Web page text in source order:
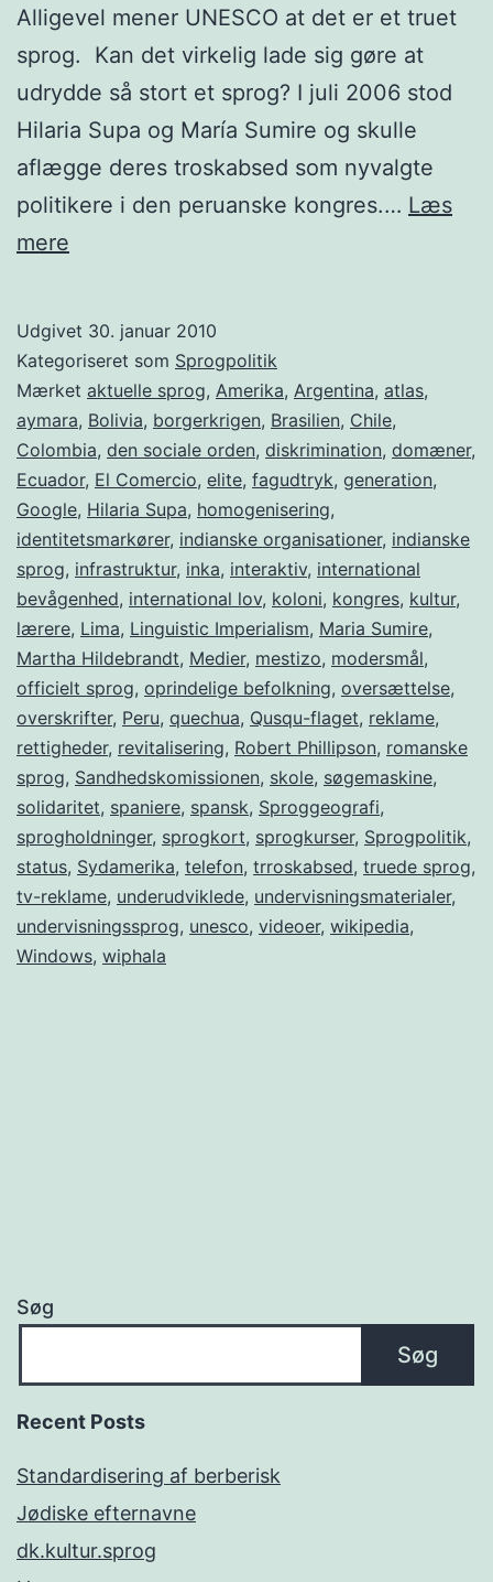
Alligevel mener UNESCO at det er et truet
sprog. Kan det virkelig lade sig gøre at
udrydde så stort et sprog? I juli 2006 stod
Hilaria Supa og María Sumire og skulle
aflægge deres troskabsed som nyvalgte
politikere i den peruanske kongres.… Læs
mere
små
sprog
er
i
fare
for
at
uddø!
Udgivet 30. januar 2010
Kategoriseret som Sprogpolitik
Mærket aktuelle sprog, Amerika, Argentina, atlas,
aymara, Bolivia, borgerkrigen, Brasilien, Chile,
Colombia, den sociale orden, diskrimination, domæner,
Ecuador, El Comercio, elite, fagudtryk, generation,
Google, Hilaria Supa, homogenisering,
identitetsmarkører, indianske organisationer, indianske
sprog, infrastruktur, inka, interaktiv, international
bevågenhed, international lov, koloni, kongres, kultur,
lærere, Lima, Linguistic Imperialism, Maria Sumire,
Martha Hildebrandt, Medier, mestizo, modersmål,
officielt sprog, oprindelige befolkning, oversættelse,
overskrifter, Peru, quechua, Qusqu-flaget, reklame,
rettigheder, revitalisering, Robert Phillipson, romanske
sprog, Sandhedskomissionen, skole, søgemaskine,
solidaritet, spaniere, spansk, Sproggeografi,
sprogholdninger, sprogkort, sprogkurser, Sprogpolitik,
status, Sydamerika, telefon, trroskabsed, truede sprog,
tv-reklame, underudviklede, undervisningsmaterialer,
undervisningssprog, unesco, videoer, wikipedia,
Windows, wiphala
Søg
Søg
Recent Posts
Standardisering af berberisk
Jødiske efternavne
dk.kultur.sprog